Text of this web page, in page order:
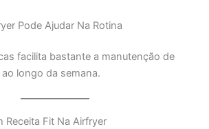
Pode Ajudar Na Rotina
facilita bastante a manutenção de
longo da semana.
Receita Fit Na Airfryer